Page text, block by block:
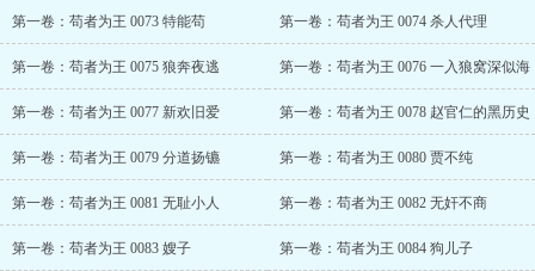
第一卷：苟者为王 0073 特能苟 第一卷：苟者为王 0074 杀人代理
第一卷：苟者为王 0075 狼奔夜逃 第一卷：苟者为王 0076 一入狼窝深似海
第一卷：苟者为王 0077 新欢旧爱 第一卷：苟者为王 0078 赵官仁的黑历史
第一卷：苟者为王 0079 分道扬镳 第一卷：苟者为王 0080 贾不纯
第一卷：苟者为王 0081 无耻小人 第一卷：苟者为王 0082 无奸不商
第一卷：苟者为王 0083 嫂子 第一卷：苟者为王 0084 狗儿子